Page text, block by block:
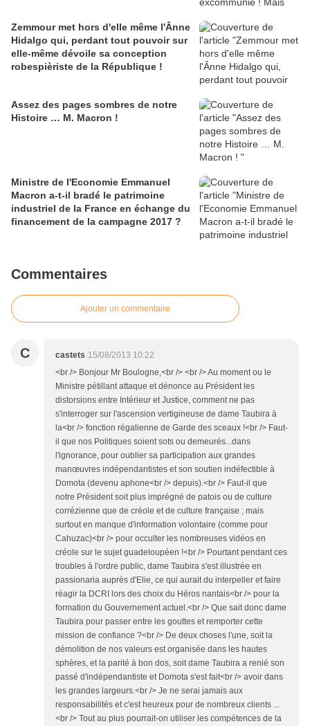
Zemmour met hors d'elle même l'Ânne
Hidalgo qui, perdant tout pouvoir sur
elle-même dévoile sa conception
robespièriste de la République !
Assez des pages sombres de notre
Histoire … M. Macron !
Ministre de l'Economie Emmanuel
Macron a-t-il bradé le patrimoine
industriel de la France en échange du
financement de la campagne 2017 ?
Commentaires
Ajouter un commentaire
C castets 15/08/2013 10:22
<br /> Bonjour Mr Boulogne,<br /> <br /> Au moment ou le
Ministre pétillant attaque et dénonce au Président les
distorsions entre Intérieur et Justice, comment ne pas
s'interroger sur l'ascension vertigineuse de dame Taubira à
la<br /> fonction régalienne de Garde des sceaux !<br /> Faut-
il que nos Politiques soient sots ou demeurés...dans
l'ignorance, pour oublier sa participation aux grandes
manœuvres indépendantistes et son soutien indéfectible à
Domota (devenu aphone<br /> depuis).<br /> Faut-il que
notre Président soit plus imprégné de patois ou de culture
corrézienne que de créole et de culture française ; mais
surtout en manque d'information volontaire (comme pour
Cahuzac)<br /> pour occulter les nombreuses vidéos en
créole sur le sujet guadeloupéen !<br /> Pourtant pendant ces
troubles à l'ordre public, dame Taubira s'est illustrée en
passionaria auprès d'Elie, ce qui aurait du interpeller et faire
réagir la DCRI lors des choix du Héros nantais<br /> pour la
formation du Gouvernement actuel.<br /> Que sait donc dame
Taubira pour passer entre les gouttes et remporter cette
mission de confiance ?<br /> De deux choses l'une, soit la
démolition de nos valeurs est organisée dans les hautes
sphères, et la parité à bon dos, soit dame Taubira a renié son
passé d'indépendantiste et Domota s'est fait<br /> avoir dans
les grandes largeurs.<br /> Je ne serai jamais aux
responsabilités et c'est heureux pour de nombreux clients ...
<br /> Tout au plus pourrait-on utiliser les compétences de la